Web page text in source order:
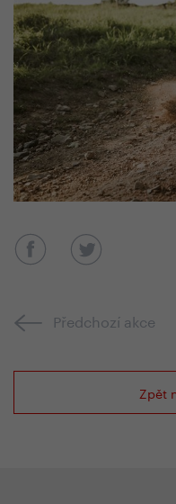
Předchozí akce
Zpět